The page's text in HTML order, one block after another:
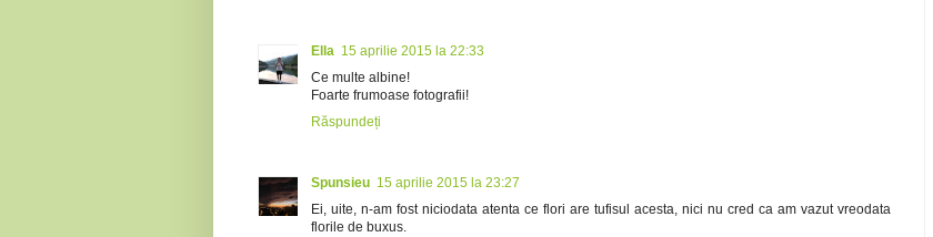
Ella 15 aprilie 2015 la 22:33
Ce multe albine!
Foarte frumoase fotografii!
Răspundeți
Spunsieu 15 aprilie 2015 la 23:27
Ei, uite, n-am fost niciodata atenta ce flori are tufisul acesta, nici nu cred ca am vazut vreodata
florile de buxus.